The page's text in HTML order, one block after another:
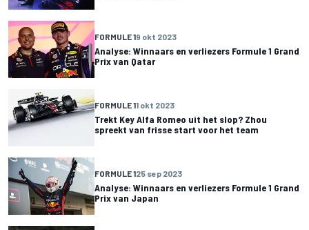
FORMULE 19 okt 2023
Analyse: Winnaars en verliezers Formule 1 Grand
Prix van Qatar
FORMULE 11 okt 2023
Trekt Key Alfa Romeo uit het slop? Zhou
spreekt van frisse start voor het team
FORMULE 125 sep 2023
Analyse: Winnaars en verliezers Formule 1 Grand
Prix van Japan